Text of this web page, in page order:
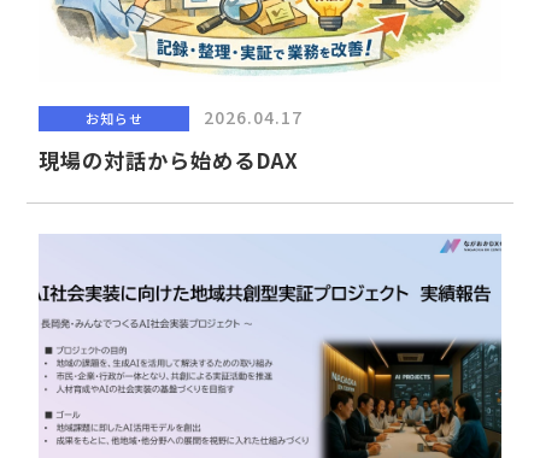
お知らせ 2026.04.17
現場の対話から始めるDAX